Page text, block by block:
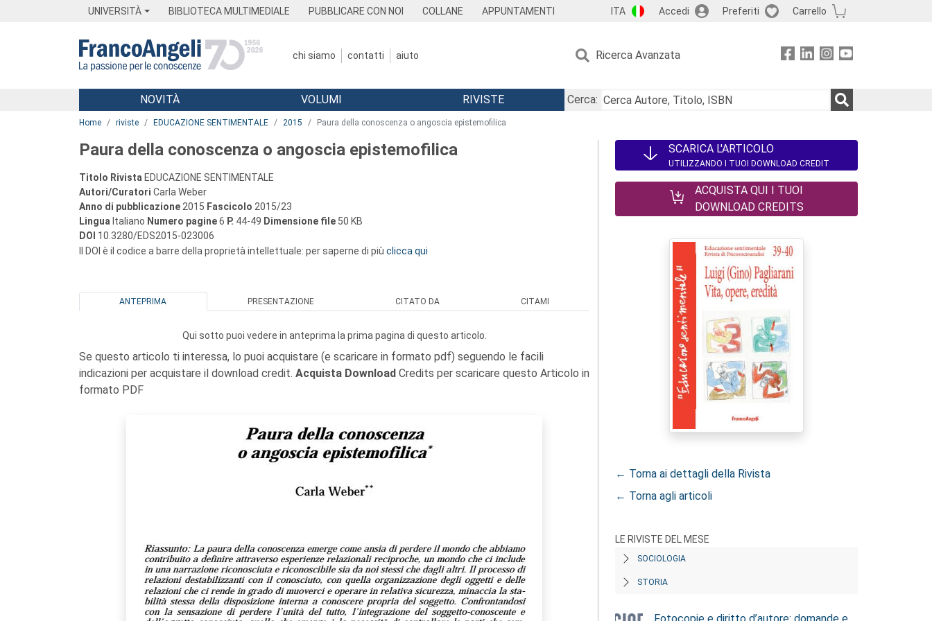
UNIVERSITÀ BIBLIOTECA MULTIMEDIALE PUBBLICARE CON NOI COLLANE APPUNTAMENTI ITA Accedi Preferiti Carrello
chi siamo contatti aiuto Ricerca Avanzata
Menu
NOVITÀ VOLUMI RIVISTE
Cerca:
Home riviste EDUCAZIONE SENTIMENTALE 2015 Paura della conoscenza o angoscia epistemofilica
Paura della conoscenza o angoscia epistemofilica
Titolo Rivista EDUCAZIONE SENTIMENTALE
Autori/Curatori Carla Weber
Anno di pubblicazione 2015 Fascicolo 2015/23
Lingua Italiano Numero pagine6 P. 44-49 Dimensione file 50 KB
DOI 10.3280/EDS2015-023006
Il DOI è il codice a barre della proprietà intellettuale: per saperne di più clicca qui
ANTEPRIMA PRESENTAZIONE CITATO DA CITAMI
Qui sotto puoi vedere in anteprima la prima pagina di questo articolo.
Se questo articolo ti interessa, lo puoi acquistare (e scaricare in formato pdf) seguendo le facili
indicazioni per acquistare il download credit. Acquista Download Credits per scaricare questo Articolo in
formato PDF
SCARICA L'ARTICOLO
UTILIZZANDO I TUOI DOWNLOAD CREDIT
ACQUISTA QUI I TUOI
DOWNLOAD CREDITS
← Torna ai dettagli della Rivista
← Torna agli articoli
LE RIVISTE DEL MESE
SOCIOLOGIA
STORIA